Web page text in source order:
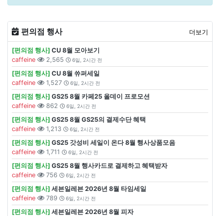
편의점 행사 더보기
[편의점 행사] CU 8월 모아보기
caffeine
2,565 6일, 2시간 전
[편의점 행사] CU 8월 쓔퍼세일
caffeine
1,527 6일, 2시간 전
[편의점 행사] GS25 8월 카페25 올데이 프로모션
caffeine
862 6일, 2시간 전
[편의점 행사] GS25 8월 GS25의 결제수단 혜택
caffeine
1,213 6일, 2시간 전
[편의점 행사] GS25 갓성비 세일이 온다 8월 행사상품모음
caffeine
1,711 6일, 2시간 전
[편의점 행사] GS25 8월 행사카드로 결제하고 혜택받자
caffeine
756 6일, 2시간 전
[편의점 행사] 세븐일레븐 2026년 8월 타임세일
caffeine
789 6일, 2시간 전
[편의점 행사] 세븐일레븐 2026년 8월 피자